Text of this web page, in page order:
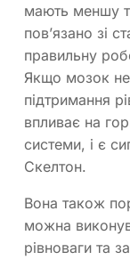
мають меншу
пов’язано зі
правильну
Якщо мозок не
підтримання
впливає на
системи, і є
Скелтон.
Вона також
можна
рівноваги та